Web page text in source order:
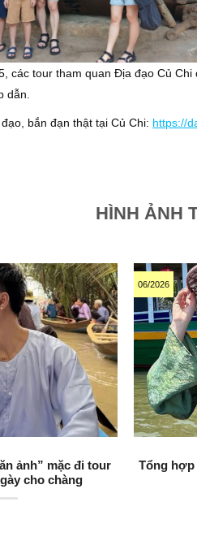
các tour tham quan Địa đạo Củ
dẫn.
bắn đạn thật tại Củ Chi: https://
HÌNH ẢNH
ảnh” mặc đi tour
cho chàng
06/2026
Tổng